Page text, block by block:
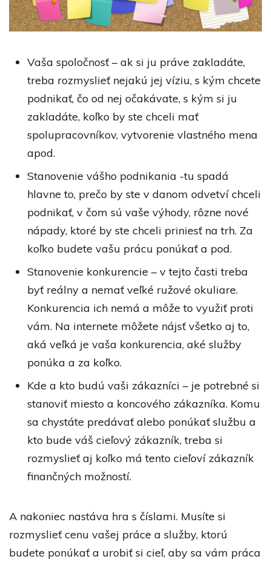
Vaša spoločnosť – ak si ju práve zakladáte,
treba rozmyslieť nejakú jej víziu, s kým chcete
podnikať, čo od nej očakávate, s kým si ju
zakladáte, koľko by ste chceli mať
spolupracovníkov, vytvorenie vlastného mena
apod.
Stanovenie vášho podnikania -tu spadá
hlavne to, prečo by ste v danom odvetví chceli
podnikať, v čom sú vaše výhody, rôzne nové
nápady, ktoré by ste chceli priniesť na trh. Za
koľko budete vašu prácu ponúkať a pod.
Stanovenie konkurencie – v tejto časti treba
byť reálny a nemať veľké ružové okuliare.
Konkurencia ich nemá a môže to využiť proti
vám. Na internete môžete nájsť všetko aj to,
aká veľká je vaša konkurencia, aké služby
ponúka a za koľko.
Kde a kto budú vaši zákazníci – je potrebné si
stanoviť miesto a koncového zákazníka. Komu
sa chystáte predávať alebo ponúkať službu a
kto bude váš cieľový zákazník, treba si
rozmyslieť aj koľko má tento cieľoví zákazník
finančných možností.
A nakoniec nastáva hra s číslami. Musíte si
rozmyslieť cenu vašej práce a služby, ktorú
budete ponúkať a urobiť si cieľ, aby sa vám práca